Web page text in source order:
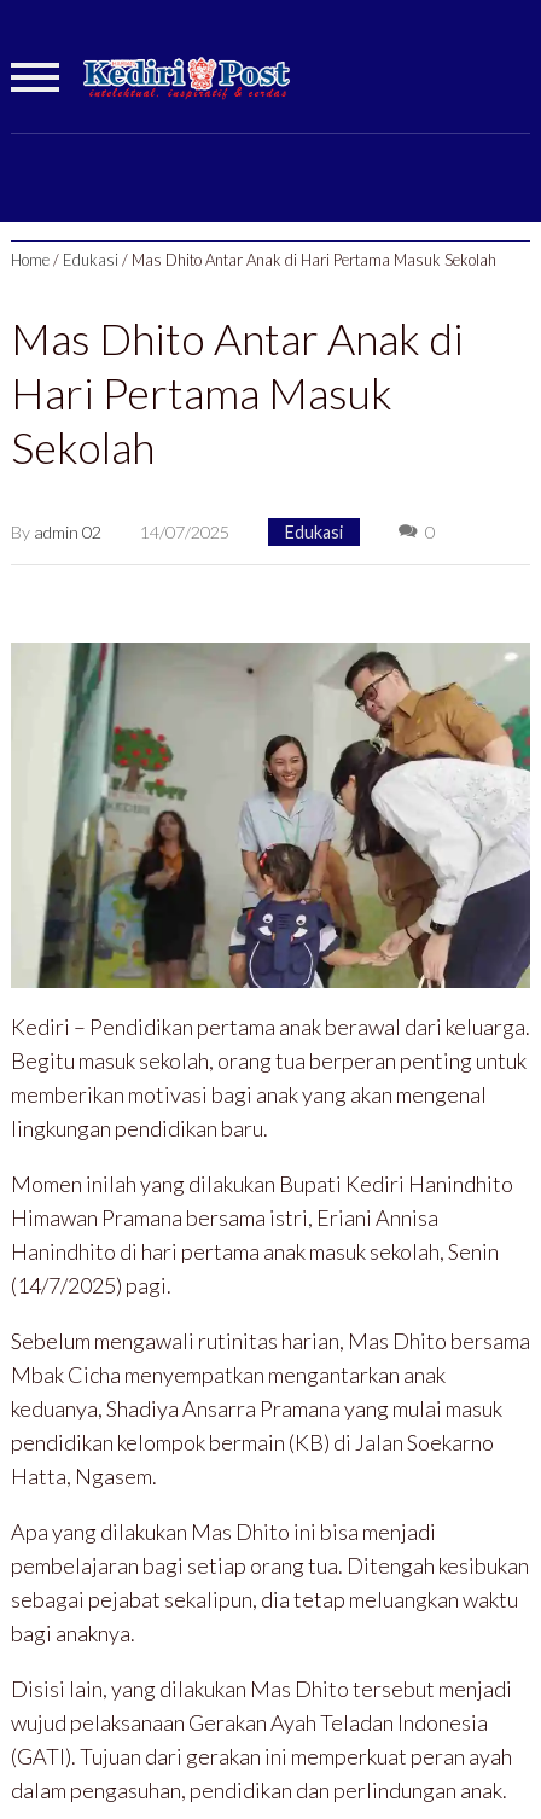
Home/ Edukasi / Mas Dhito Antar Anak di Hari Pertama Masuk Sekolah
Mas Dhito Antar Anak di
Hari Pertama Masuk
Sekolah
By admin 02 14/07/2025 Edukasi 0
Kediri – Pendidikan pertama anak berawal dari keluarga.
Begitu masuk sekolah, orang tua berperan penting untuk
memberikan motivasi bagi anak yang akan mengenal
lingkungan pendidikan baru.
Momen inilah yang dilakukan Bupati Kediri Hanindhito
Himawan Pramana bersama istri, Eriani Annisa
Hanindhito di hari pertama anak masuk sekolah, Senin
(14/7/2025) pagi.
Sebelum mengawali rutinitas harian, Mas Dhito bersama
Mbak Cicha menyempatkan mengantarkan anak
keduanya, Shadiya Ansarra Pramana yang mulai masuk
pendidikan kelompok bermain (KB) di Jalan Soekarno
Hatta, Ngasem.
Apa yang dilakukan Mas Dhito ini bisa menjadi
pembelajaran bagi setiap orang tua. Ditengah kesibukan
sebagai pejabat sekalipun, dia tetap meluangkan waktu
bagi anaknya.
Disisi lain, yang dilakukan Mas Dhito tersebut menjadi
wujud pelaksanaan Gerakan Ayah Teladan Indonesia
(GATI). Tujuan dari gerakan ini memperkuat peran ayah
dalam pengasuhan, pendidikan dan perlindungan anak.